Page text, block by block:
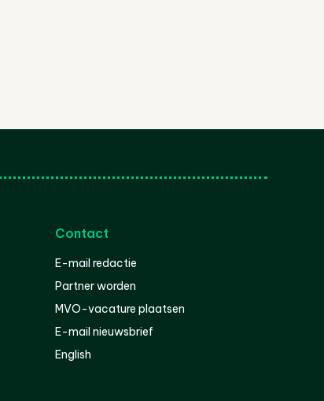
Contact
E-mail redactie
Partner worden
MVO-vacature plaatsen
E-mail nieuwsbrief
English